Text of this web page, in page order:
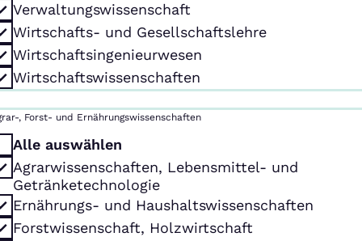
Verwaltungswissenschaft
Wirtschafts- und Gesellschaftslehre
Wirtschaftsingenieurwesen
Wirtschaftswissenschaften
, Forst- und Ernährungswissenschaften
Alle auswählen
Agrarwissenschaften, Lebensmittel- und
Getränketechnologie
Ernährungs- und Haushaltswissenschaften
Forstwissenschaft, Holzwirtschaft